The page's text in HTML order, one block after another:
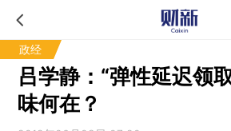
政经
吕学静：“弹性延迟领
味何在？